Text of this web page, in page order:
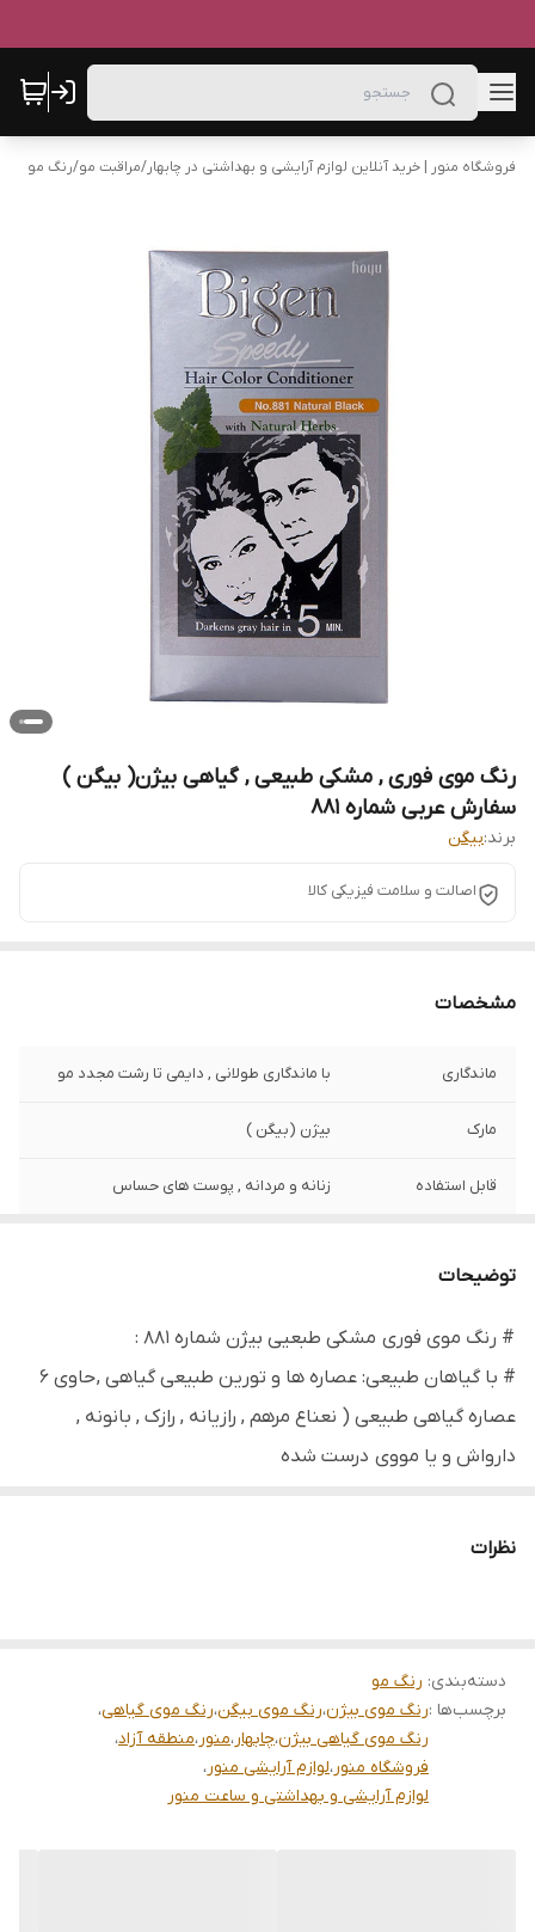
فروشگاه منور | خرید آنلاین لوازم آرایشی و بهداشتی در چابهار/مراقبت مو/رنگ مو
رنگ موی فوری , مشکی طبیعی , گیاهی بیژن( بیگن )
سفارش عربی شماره 881
برند:بیگن
اصالت و سلامت فیزیکی کالا
مشخصات
ماندگاری با ماندگاری طولانی , دایمی تا رشت مجدد مو
مارک بیژن (بیگن )
قابل استفاده زنانه و مردانه , پوست های حساس
تحت لیساس ژاپن
تاریخ انقضا 2025/07
توضیحات
# رنگ موی فوری مشکی طبعیی بیژن شماره 881 :
# با گیاهان طبیعی: عصاره ها و تورین طبیعی گیاهی , حاوی 6
عصاره گیاهی طبیعی ( نعناع مرهم , رازیانه , رازک , بانونه ,
دارواش و یا مووی درست شده
# رنگ موی موی در حد 5 دقیقه
مخصوص همراه خودش قابل استفاده است
نظرات
دسته‌بندی: رنگ مو
برچسب‌ها :رنگ موی بیژن،رنگ موی بیگن،رنگ موی گیاهی،
رنگ موی گیاهی بیژن،چابهار،منور،منطقه آزاد،
فروشگاه منور،لوازم آرایشی منور،
لوازم آرایشی و بهداشتی و ساعت منور